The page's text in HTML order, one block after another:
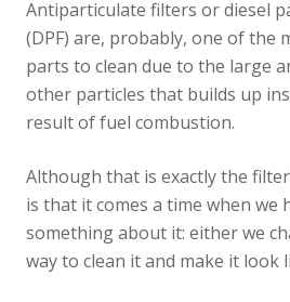
Antiparticulate filters or diesel
(DPF) are, probably, one of the
parts to clean due to the large
other particles that builds up
result of fuel combustion.
Although that is exactly the
is that it comes a time when we
something about it: either we
way to clean it and make it look